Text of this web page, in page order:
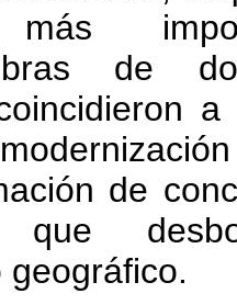
más
de
de
geográfico.